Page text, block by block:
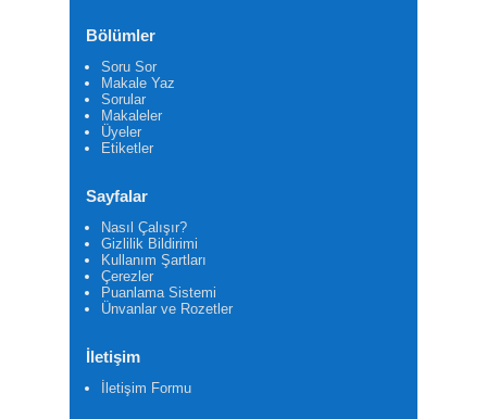
Bölümler
Soru Sor
Makale Yaz
Sorular
Makaleler
Üyeler
Etiketler
Sayfalar
Nasıl Çalışır?
Gizlilik Bildirimi
Kullanım Şartları
Çerezler
Puanlama Sistemi
Ünvanlar ve Rozetler
İletişim
İletişim Formu